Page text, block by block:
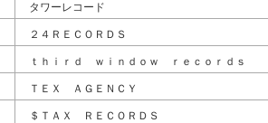
タワーレコード
２４ＲＥＣＯＲＤＳ
ｔｈｉｒｄ ｗｉｎｄｏｗ ｒｅｃｏｒｄｓ
ＴＥＸ ＡＧＥＮＣＹ
＄ＴＡＸ ＲＥＣＯＲＤＳ